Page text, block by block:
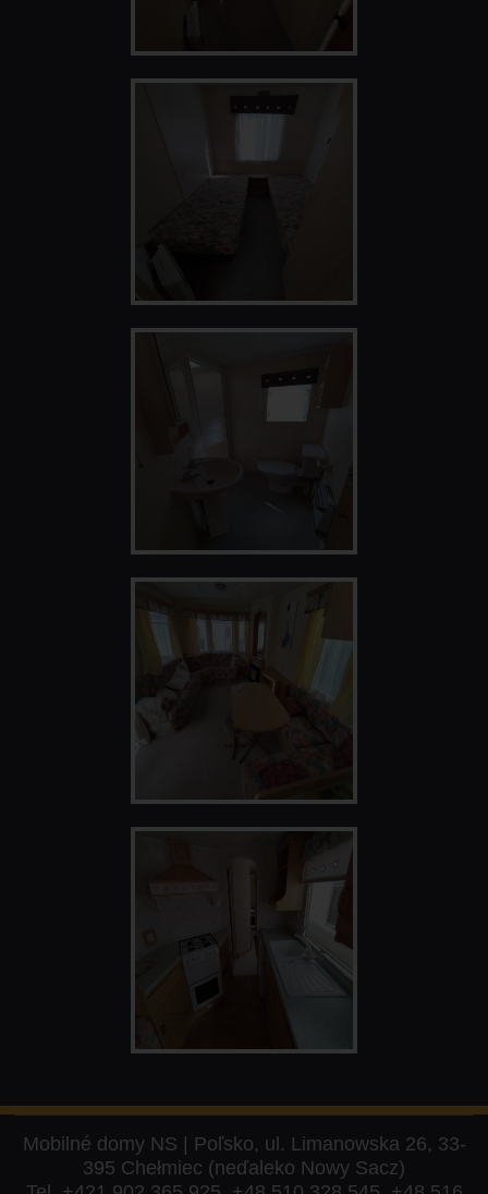
Mobilné domy NS | Poľsko, ul. Limanowska 26, 33-
395 Chełmiec (neďaleko Nowy Sacz)